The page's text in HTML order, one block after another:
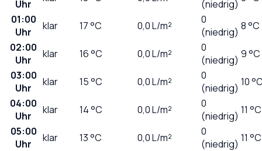
Uhr
(niedrig)
01:00
Uhr
klar 17°C 0,0L/m²
0
(niedrig) 8 °C
02:00
Uhr
klar 16°C 0,0L/m²
0
(niedrig) 9 °C
03:00
Uhr
klar 15°C 0,0L/m²
0
(niedrig) 10
04:00
Uhr
klar 14°C 0,0L/m²
0
(niedrig) 11 °C
05:00
Uhr
klar 13°C 0,0L/m²
0
(niedrig) 11 °C